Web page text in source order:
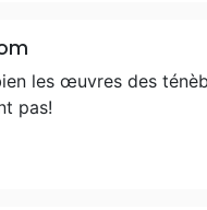
les œuvres des
pas!